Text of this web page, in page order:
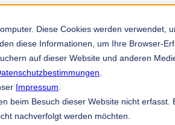
Diese Cookies werden verwendet,
diese Informationen, um Ihre Browser-
auf dieser Website und anderen
Impressum
beim Besuch dieser Website nicht
nachverfolgt werden möchten.